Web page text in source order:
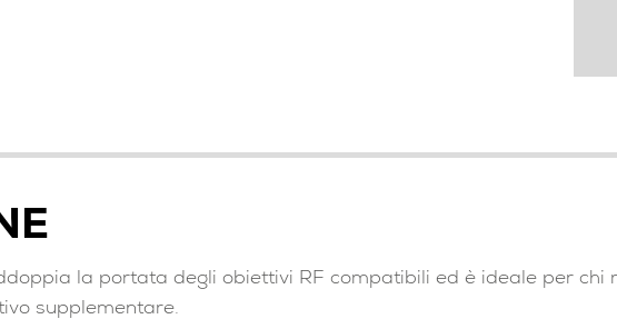
la portata degli obiettivi RF compatibili ed è ideale per chi
supplementare.